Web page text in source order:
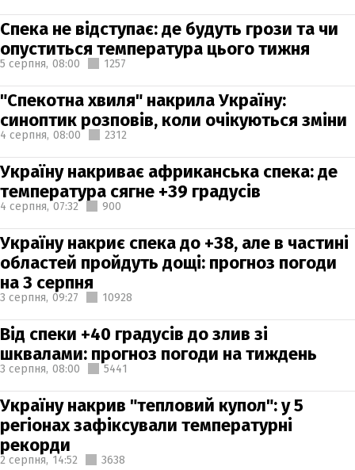
Спека не відступає: де будуть грози та чи
опуститься температура цього тижня
5 серпня, 08:00 1257
"Спекотна хвиля" накрила Україну:
синоптик розповів, коли очікуються зміни
4 серпня, 08:00 2312
Україну накриває африканська спека: де
температура сягне +39 градусів
4 серпня, 07:32 900
Україну накриє спека до +38, але в частині
областей пройдуть дощі: прогноз погоди
на 3 серпня
3 серпня, 09:27 10928
Від спеки +40 градусів до злив зі
шквалами: прогноз погоди на тиждень
3 серпня, 08:00 5441
Україну накрив "тепловий купол": у 5
регіонах зафіксували температурні
рекорди
2 серпня, 14:52 3638